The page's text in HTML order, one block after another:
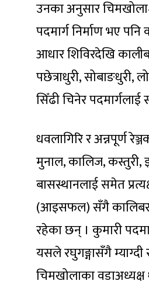
उनका अनुसार
पदमार्ग निर्माण भए
आधार शिविरदेखि
पछेत्राधुरी, सोबाङधुरी,
सिँढी चिनेर पदमार्गलाई
धवलागिरि र अन्नपूर्ण
मुनाल, कालिज, कस्तुरी,
बासस्थानलाई समेत
(आइसफल) सँगै
रहेका छन् । कुमारी
यसले रघुगङ्गासँगै
चिमखोलाका